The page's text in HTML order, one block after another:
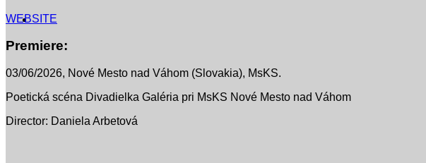
WEBSITE
Premiere:
03/06/2026, Nové Mesto nad Váhom (Slovakia), MsKS.
Poetická scéna Divadielka Galéria pri MsKS Nové Mesto nad Váhom
Director: Daniela Arbetová